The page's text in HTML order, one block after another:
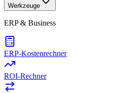
Werkzeuge
ERP & Business
ERP-Kostenrechner
ROI-Rechner